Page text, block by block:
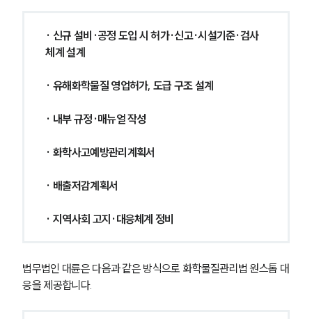
· 신규 설비·공정 도입 시 허가·신고·시설기준·검사
체계 설계
· 유해화학물질 영업허가, 도급 구조 설계
· 내부 규정·매뉴얼 작성
· 화학사고예방관리계획서
· 배출저감계획서
· 지역사회 고지·대응체계 정비
법무법인 대륜은 다음과 같은 방식으로 화학물질관리법 원스톱 대
응을 제공합니다.